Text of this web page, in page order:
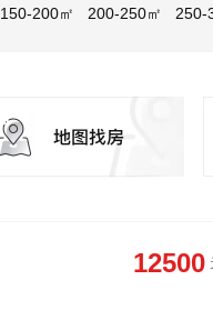
150-200㎡
200-250㎡
250-
12500